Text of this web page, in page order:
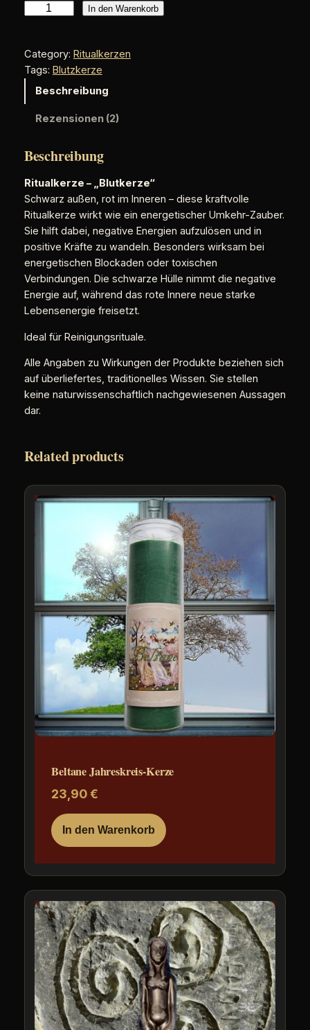
u
a
b
t
e
r
z
e
X
L
M
e
n
e
In den Warenkorb
Category: Ritualkerzen
Tags: Blutzkerze
Beschreibung
Rezensionen (2)
Beschreibung
Ritualkerze – „Blutkerze“
Schwarz außen, rot im Inneren – diese kraftvolle
Ritualkerze wirkt wie ein energetischer Umkehr-Zauber.
Sie hilft dabei, negative Energien aufzulösen und in
positive Kräfte zu wandeln. Besonders wirksam bei
energetischen Blockaden oder toxischen
Verbindungen. Die schwarze Hülle nimmt die negative
Energie auf, während das rote Innere neue starke
Lebensenergie freisetzt.
Ideal für Reinigungsrituale.
Alle Angaben zu Wirkungen der Produkte beziehen sich
auf überliefertes, traditionelles Wissen. Sie stellen
keine naturwissenschaftlich nachgewiesenen Aussagen
dar.
Related products
Beltane Jahreskreis-Kerze
23,90€
In den Warenkorb